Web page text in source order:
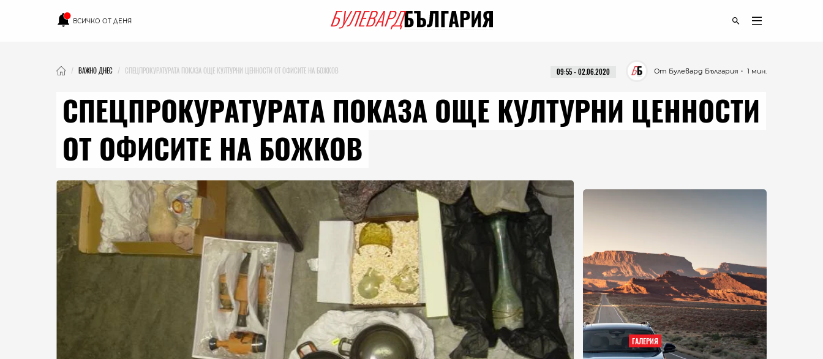
ВСИЧКО ОТ ДЕНЯ
ВАЖНО ДНЕС СПЕЦПРОКУРАТУРАТА ПОКАЗА ОЩЕ КУЛТУРНИ ЦЕННОСТИ ОТ ОФИСИТЕ НА БОЖКОВ ・ 1 мин.
От Булевард България
09:55 - 02.06.2020
СПЕЦПРОКУРАТУРАТА ПОКАЗА ОЩЕ КУЛТУРНИ ЦЕННОСТИ
ОТ ОФИСИТЕ НА БОЖКОВ
ГАЛЕРИЯ